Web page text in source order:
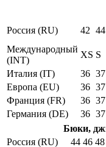
Россия (RU)
42 44
Международный
(INT)
XS S
Италия (IT)
36 37
Европа (EU)
36 37
Франция (FR)
36 37
Германия (DE)
36 37
Бюки,
Россия (RU)
44 46 48